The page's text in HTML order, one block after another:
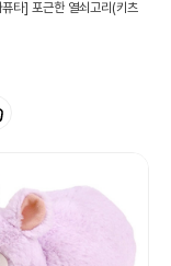
타] 포근한 열쇠고리(키츠